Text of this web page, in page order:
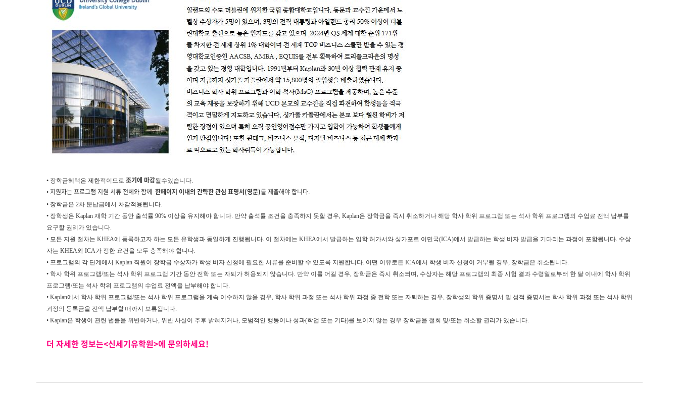
• 장학금혜택은 제한적이므로 조기에 마감될수있습니다.
• 지원자는 프로그램 지원 서류 전체와 함께 한페이지 이내의 간략한 관심 표명서(영문)를 제출해야 합니다.
• 장학금은 2차 분납금에서 차감적용됩니다.
• 장학생은 Kaplan 재학 기간 동안 출석률 90% 이상을 유지해야 합니다. 만약 출석률 조건을 충족하지 못할 경우, Kaplan은 장학금을 즉시 취소하거나 해당 학사 학위 프로그램 또는 석사 학위 프로그램의 수업료 전액 납부를
요구할 권리가 있습니다.
• 모든 지원 절차는 KHEA에 등록하고자 하는 모든 유학생과 동일하게 진행됩니다. 이 절차에는 KHEA에서 발급하는 입학 허가서와 싱가포르 이민국(ICA)에서 발급하는 학생 비자 발급을 기다리는 과정이 포함됩니다. 수상
자는 KHEA와 ICA가 정한 요건을 모두 충족해야 합니다.
• 프로그램의 각 단계에서 Kaplan 직원이 장학금 수상자가 학생 비자 신청에 필요한 서류를 준비할 수 있도록 지원합니다. 어떤 이유로든 ICA에서 학생 비자 신청이 거부될 경우, 장학금은 취소됩니다.
• 학사 학위 프로그램/또는 석사 학위 프로그램 기간 동안 전학 또는 자퇴가 허용되지 않습니다. 만약 이를 어길 경우, 장학금은 즉시 취소되며, 수상자는 해당 프로그램의 최종 시험 결과 수령일로부터 한 달 이내에 학사 학위
프로그램/또는 석사 학위 프로그램의 수업료 전액을 납부해야 합니다.
• Kaplan에서 학사 학위 프로그램/또는 석사 학위 프로그램을 계속 이수하지 않을 경우, 학사 학위 과정 또는 석사 학위 과정 중 전학 또는 자퇴하는 경우, 장학생의 학위 증명서 및 성적 증명서는 학사 학위 과정 또는 석사 학위
과정의 등록금을 전액 납부할 때까지 보류됩니다.
• Kaplan은 학생이 관련 법률을 위반하거나, 위반 사실이 추후 밝혀지거나, 모범적인 행동이나 성과(학업 또는 기타)를 보이지 않는 경우 장학금을 철회 및/또는 취소할 권리가 있습니다.
더 자세한 정보는<신세기유학원>에 문의하세요!